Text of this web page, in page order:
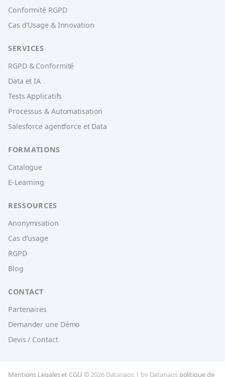
Conformité RGPD
Cas d’Usage & Innovation
SERVICES
RGPD & Conformité
Data et IA
Tests Applicatifs
Processus & Automatisation
Salesforce agentforce et Data
FORMATIONS
Catalogue
E-Learning
RESSOURCES
Anonymisation
Cas d’usage
RGPD
Blog
CONTACT
Partenaires
Demander une Démo
Devis / Contact
Mentions Legales et CGU © 2026 Datanaos | by Datanaos politique de